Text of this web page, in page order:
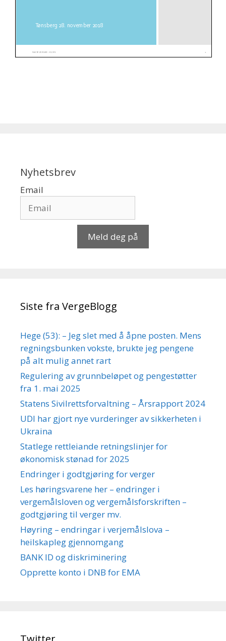
Nyhetsbrev
Email
Meld deg på
Siste fra VergeBlogg
Hege (53): – Jeg slet med å åpne posten. Mens
regningsbunken vokste, brukte jeg pengene
på alt mulig annet rart
Regulering av grunnbeløpet og pengestøtter
fra 1. mai 2025
Statens Sivilrettsforvaltning – Årsrapport 2024
UDI har gjort nye vurderinger av sikkerheten i
Ukraina
Statlege rettleiande retningslinjer for
økonomisk stønad for 2025
Endringer i godtgjøring for verger
Les høringsvarene her – endringer i
vergemålsloven og vergemålsforskriften –
godtgjøring til verger mv.
Høyring – endringar i verjemålslova –
heilskapleg gjennomgang
BANK ID og diskriminering
Opprette konto i DNB for EMA